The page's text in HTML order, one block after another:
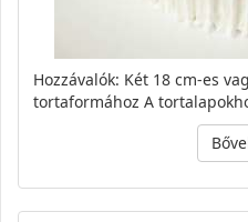
Hozzávalók: Két 18 cm-es
tortaformához A